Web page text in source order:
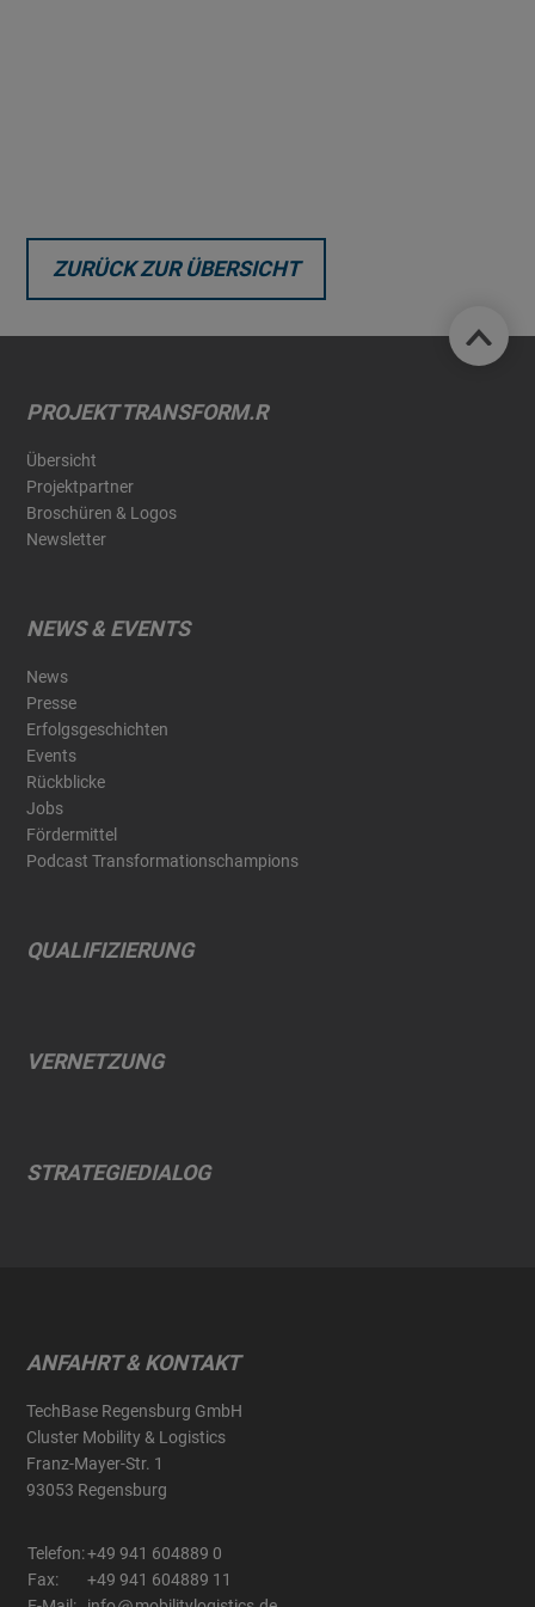
ZURÜCK ZUR ÜBERSICHT
PROJEKT TRANSFORM.R
Übersicht
Projektpartner
Broschüren & Logos
Newsletter
NEWS & EVENTS
News
Presse
Erfolgsgeschichten
Events
Rückblicke
Jobs
Fördermittel
Podcast Transformationschampions
QUALIFIZIERUNG
VERNETZUNG
STRATEGIEDIALOG
ANFAHRT & KONTAKT
TechBase Regensburg GmbH
Cluster Mobility & Logistics
Franz-Mayer-Str. 1
93053 Regensburg
Telefon:
Fax:
+49 941 604889 0
+49 941 604889 11